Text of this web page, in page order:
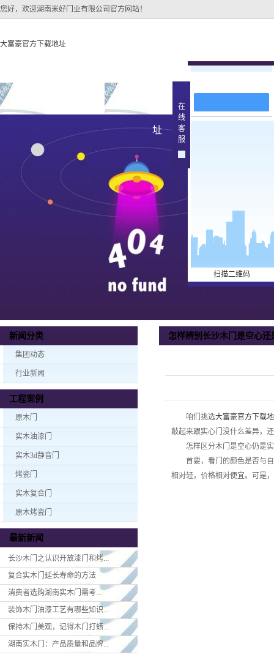
您好，欢迎湖南米好门业有限公司官方网站！
大富豪官方下载地址
关于大富豪官方下载地
址
大富豪官方下载地址的
简介
大富豪官方下载地址的
文化
组织架构
公司团队
荣誉资质
原木烤
新闻分类
集团动态
行业新闻
工程案例
原木门
实木油漆门
实木3d静音门
烤瓷门
实木复合门
原木烤瓷门
最新新闻
长沙木门之认识开放漆门和烤...
复合实木门延长寿命的方法
消费者选购湖南实木门​需考...
装饰木门油漆工艺有哪些知识...
保持木门美观，记得木门打蜡...
湖南实木门：产品质量和品牌...
怎样辨别长沙木门是空心还
咱们挑选大富豪官方下载
敲起来跟实心门没什么差异，
怎样区分木门是空心仍是
首要，看门的颜色是否与自
相对轻，价格相对便宜。可是
在
线
客
服
扫描二维码